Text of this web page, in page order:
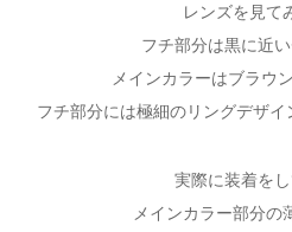
レンズを見て
フチ部分は黒に近
メインカラーはブラウ
フチ部分には極細のリングデザ
実際に装着を
メインカラー部分の